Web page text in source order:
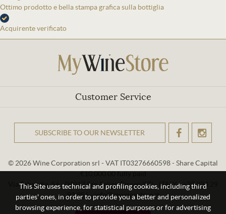
Ottimo prodotto e bella stampa grafica sulla bottiglia
Acquirente verificato
Customer Service
This Site uses technical and profiling cookies, including third
parties' ones, in order to provide you a better and personalized
browsing experience, for statistical purposes or for advertising
SUBSCRIBE TO OUR NEWSLETTER
© 2026 Wine Corporation srl - VAT IT03276660598 - Share Capital
€10,000.00 fully paid
Via Sabaudia, 56 - 04017 San Felice Circeo (LT) - ITALY - +39 334 29
93 956 - info@mywinestore.it